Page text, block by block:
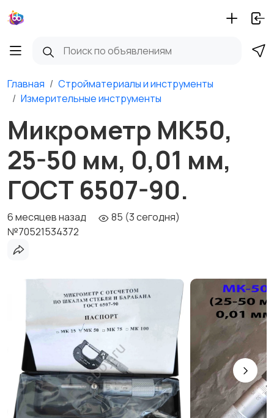
Главная
Стройматериалы и инструменты
Измерительные инструменты
Микрометр МК50,
25-50 мм, 0,01 мм,
ГОСТ 6507-90.
6 месяцев назад
85 (3 сегодня)
№70521534372